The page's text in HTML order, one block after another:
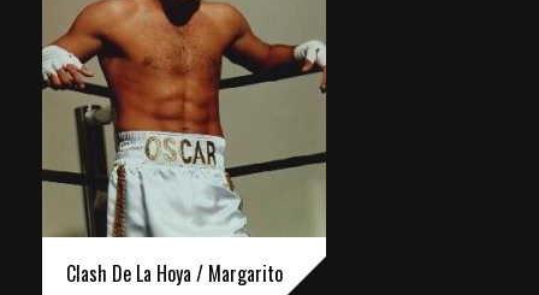
Clash De La Hoya / Margarito